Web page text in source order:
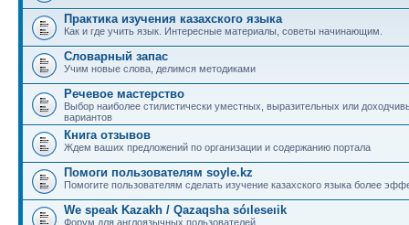
Практика изучения казахского языка
Как и где учить язык. Интересные материалы, советы начинающим.
Словарный запас
Учим новые слова, делимся методиками
Речевое мастерство
Выбор наиболее стилистически уместных, выразительных или
вариантов
Книга отзывов
Ждем ваших предложений по организации и содержанию портала
Помоги пользователям soyle.kz
Помогите пользователям сделать изучение казахского языка более
We speak Kazakh / Qazaqsha sóıleseıik
Форум для англоязычных пользователей